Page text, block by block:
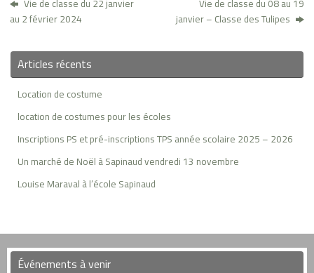
Vie de classe du 22 janvier
au 2 février 2024
Vie de classe du 08 au 19
janvier – Classe des Tulipes
Articles récents
Location de costume
location de costumes pour les écoles
Inscriptions PS et pré-inscriptions TPS année scolaire 2025 – 2026
Un marché de Noël à Sapinaud vendredi 13 novembre
Louise Maraval à l’école Sapinaud
Événements à venir